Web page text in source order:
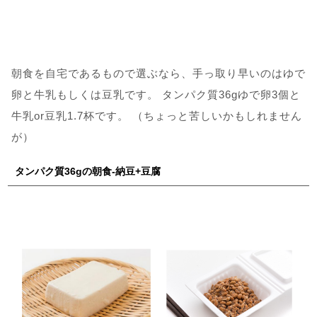
朝食を自宅であるもので選ぶなら、手っ取り早いのはゆで
卵と牛乳もしくは豆乳です。 タンパク質36gゆで卵3個と
牛乳or豆乳1.7杯です。 （ちょっと苦しいかもしれません
が）
タンパク質36gの朝食-納豆+豆腐